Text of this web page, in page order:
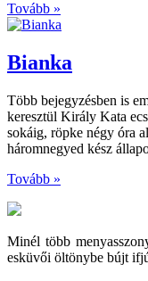
Tovább »
Bianka
Több bejegyzésben is
keresztül Király Kata
sokáig, röpke négy óra
háromnegyed kész
Tovább »
Minél több
esküvői öltönybe bújt